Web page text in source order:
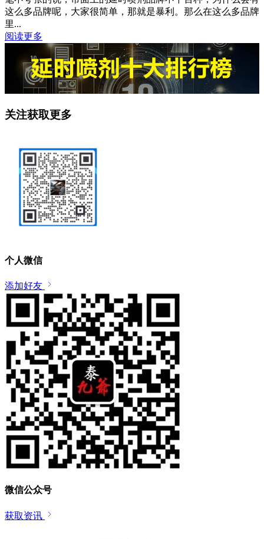
这么多品牌呢，大家很简单，那就是暴利。那么在这么多品牌
里...
阅读更多
关注获取更多
个人微信
添加好友
微信公众号
获取资讯